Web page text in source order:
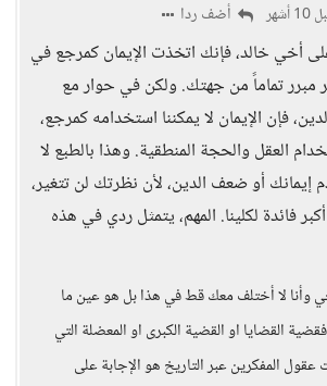
أشهر أضف ردا
أخي خالد، فإنك اتخذت الإيمان كمرجع في
مبرر تماماً من جهتك. ولكن في حوار مع
فإن الإيمان لا يمكننا استخدامه كمرجع،
العقل والحجة المنطقية. وهذا بالطبع لا
أو ضعف الدين، لأن نظرتك لن تتغير،
فائدة لكلينا. المهم، يتمثل ردي في هذه
وأنا لا أختلف معك قط في هذا بل هو عين ما
القضايا او القضية الكبرى او المعضلة التي
المفكرين عبر التاريخ هو الإجابة على